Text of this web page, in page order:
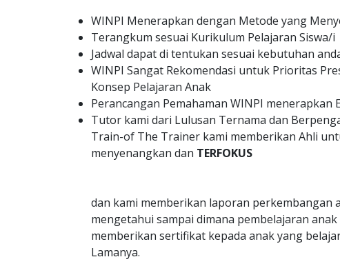
WINPI Menerapkan dengan Metode yang
Terangkum sesuai Kurikulum Pelajaran Siswa/i
Jadwal dapat di tentukan sesuai kebutuhan anda
WINPI Sangat Rekomendasi untuk Prioritas
Konsep Pelajaran Anak
Perancangan Pemahaman WINPI menerapkan
Tutor kami dari Lulusan Ternama dan
Train-of The Trainer kami memberikan Ahli
menyenangkan dan TERFOKUS
dan kami memberikan laporan
mengetahui sampai dimana pembelajaran
memberikan sertifikat kepada anak yang
Lamanya.